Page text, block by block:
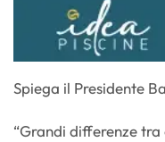
Spiega il Presidente
“Grandi differenze